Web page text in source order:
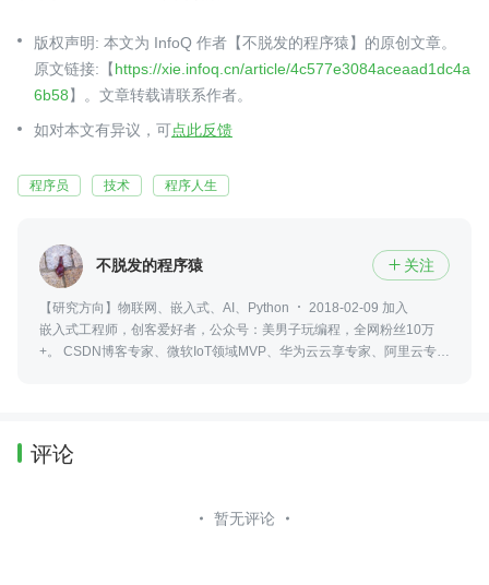
版权声明: 本文为 InfoQ 作者【不脱发的程序猿】的原创文章。
原文链接:【https://xie.infoq.cn/article/4c577e3084aceaad1dc4a
6b58】。文章转载请联系作者。
如对本文有异议，可点此反馈
程序员 技术 程序人生
不脱发的程序猿  关注
【研究方向】物联网、嵌入式、AI、Python
2018-02-09 加入
嵌入式工程师，创客爱好者，公众号：美男子玩编程，全网粉丝10万
+。 CSDN博客专家、微软IoT领域MVP、华为云云享专家、阿里云专家
评论
暂无评论